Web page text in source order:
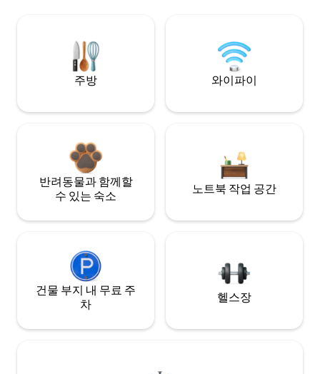
주방 와이파이
반려동물과 함께할
수 있는 숙소
노트북 작업 공간
건물 부지 내 무료 주
차
헬스장